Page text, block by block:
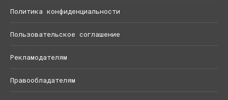
Политика конфиденциальности
Пользовательское соглашение
Рекламодателям
Правообладателям